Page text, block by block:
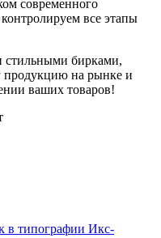
современного
все этапы
стильными бирками,
продукцию на рынке и
ваших товаров!